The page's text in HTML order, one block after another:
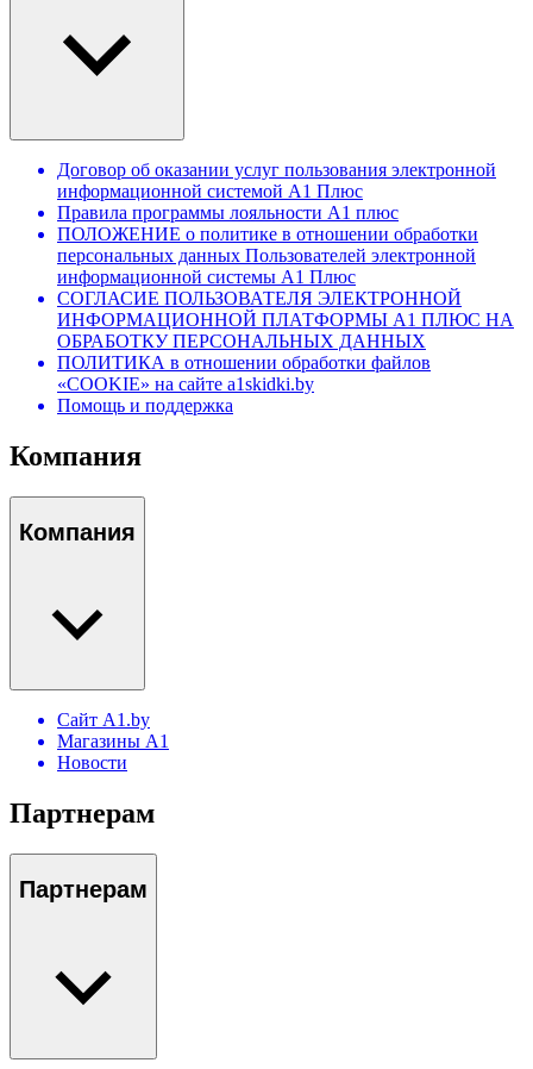
Договор об оказании услуг пользования электронной
информационной системой А1 Плюс
Правила программы лояльности А1 плюс
ПОЛОЖЕНИЕ о политике в отношении обработки
персональных данных Пользователей электронной
информационной системы А1 Плюс
СОГЛАСИЕ ПОЛЬЗОВАТЕЛЯ ЭЛЕКТРОННОЙ
ИНФОРМАЦИОННОЙ ПЛАТФОРМЫ А1 ПЛЮС НА
ОБРАБОТКУ ПЕРСОНАЛЬНЫХ ДАННЫХ
ПОЛИТИКА в отношении обработки файлов
«COOKIE» на сайте a1skidki.by
Помощь и поддержка
Компания
Компания
Сайт A1.by
Магазины А1
Новости
Партнерам
Партнерам